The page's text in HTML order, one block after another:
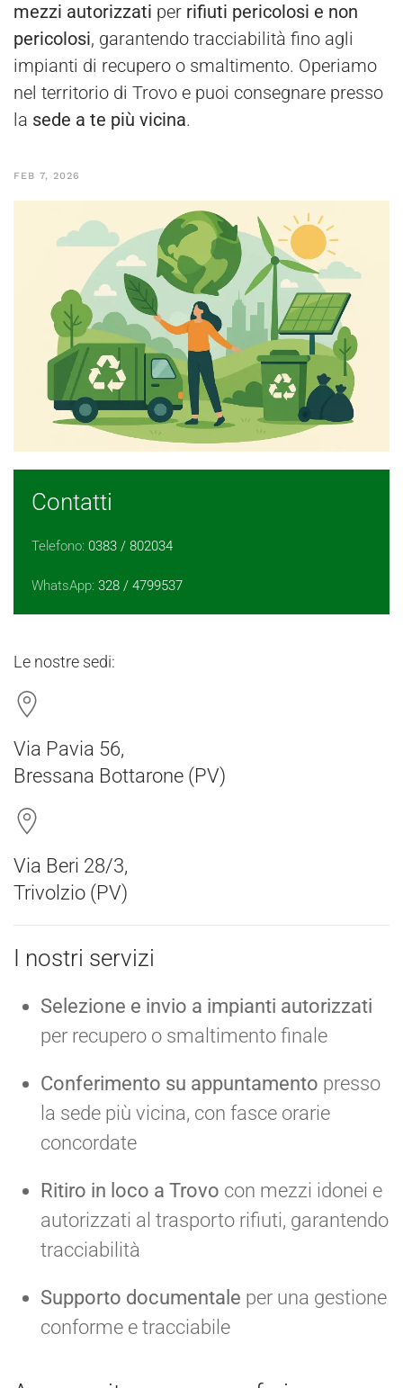
mezzi autorizzati per rifiuti pericolosi e non
pericolosi, garantendo tracciabilità fino agli
impianti di recupero o smaltimento. Operiamo
nel territorio di Trovo e puoi consegnare presso
la sede a te più vicina.
FEB 7, 2026
Contatti
Telefono: 0383 / 802034
WhatsApp: 328 / 4799537
Le nostre sedi:
Via Pavia 56,
Bressana Bottarone (PV)
Via Beri 28/3,
Trivolzio (PV)
I nostri servizi
Selezione e invio a impianti autorizzati
per recupero o smaltimento finale
Conferimento su appuntamento presso
la sede più vicina, con fasce orarie
concordate
Ritiro in loco a Trovo con mezzi idonei e
autorizzati al trasporto rifiuti, garantendo
tracciabilità
Supporto documentale per una gestione
conforme e tracciabile